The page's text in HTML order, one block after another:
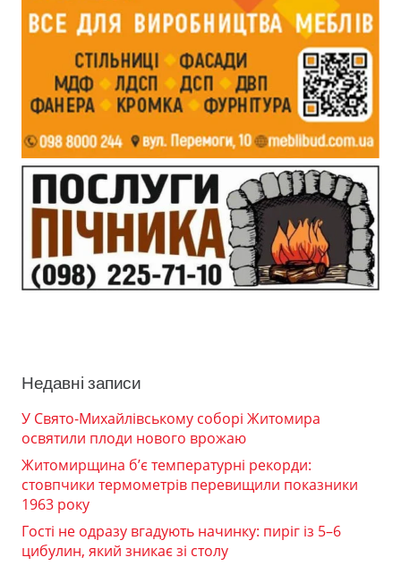
Недавні записи
У Свято-Михайлівському соборі Житомира
освятили плоди нового врожаю
Житомирщина б’є температурні рекорди:
стовпчики термометрів перевищили показники
1963 року
Гості не одразу вгадують начинку: пиріг із 5–6
цибулин, який зникає зі столу